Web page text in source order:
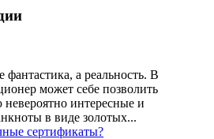
а реальность. В
может себе позволить
интересные и
в виде золотых...
сертификаты?